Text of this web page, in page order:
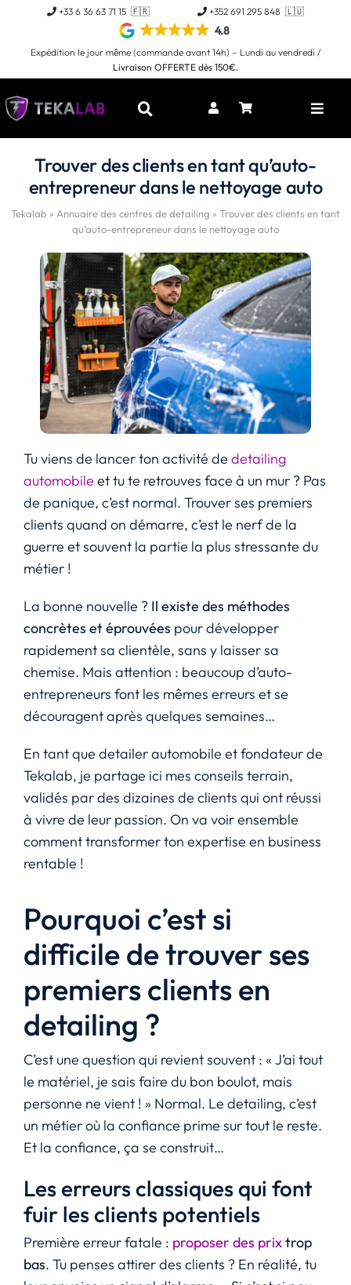
contenu
+33 6 36 63 71 15 🇫🇷 +352 691 295 848 🇱🇺
4.8
Expédition le jour même (commande avant 14h) – Lundi au vendredi /
Livraison OFFERTE dès 150€.
Toggle
Trouver des clients en tant qu’auto-
entrepreneur dans le nettoyage auto
Tekalab » Annuaire des centres de detailing » Trouver des clients en tant
qu’auto-entrepreneur dans le nettoyage auto
Tu viens de lancer ton activité de detailing
automobile et tu te retrouves face à un mur ? Pas
de panique, c’est normal. Trouver ses premiers
clients quand on démarre, c’est le nerf de la
guerre et souvent la partie la plus stressante du
métier !
La bonne nouvelle ? Il existe des méthodes
concrètes et éprouvées pour développer
rapidement sa clientèle, sans y laisser sa
chemise. Mais attention : beaucoup d’auto-
entrepreneurs font les mêmes erreurs et se
découragent après quelques semaines…
En tant que detailer automobile et fondateur de
Tekalab, je partage ici mes conseils terrain,
validés par des dizaines de clients qui ont réussi
à vivre de leur passion. On va voir ensemble
comment transformer ton expertise en business
rentable !
Pourquoi c’est si
difficile de trouver ses
premiers clients en
detailing ?
C’est une question qui revient souvent : « J’ai tout
le matériel, je sais faire du bon boulot, mais
personne ne vient ! » Normal. Le detailing, c’est
un métier où la confiance prime sur tout le reste.
Et la confiance, ça se construit…
Les erreurs classiques qui font
fuir les clients potentiels
Première erreur fatale : proposer des prixtrop
bas. Tu penses attirer des clients ? En réalité, tu